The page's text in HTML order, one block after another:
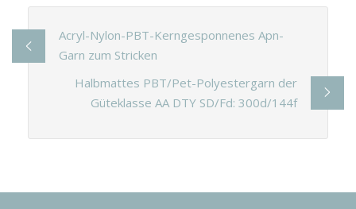
Acryl-Nylon-PBT-Kerngesponnenes Apn-
Garn zum Stricken
Halbmattes PBT/Pet-Polyestergarn der
Güteklasse AA DTY SD/Fd: 300d/144f